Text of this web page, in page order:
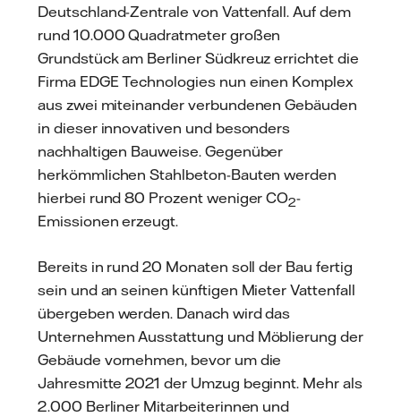
Deutschland-Zentrale von Vattenfall. Auf dem
rund 10.000 Quadratmeter großen
Grundstück am Berliner Südkreuz errichtet die
Firma EDGE Technologies nun einen Komplex
aus zwei miteinander verbundenen Gebäuden
in dieser innovativen und besonders
nachhaltigen Bauweise. Gegenüber
herkömmlichen Stahlbeton-Bauten werden
hierbei rund 80 Prozent weniger CO2-
Emissionen erzeugt.
Bereits in rund 20 Monaten soll der Bau fertig
sein und an seinen künftigen Mieter Vattenfall
übergeben werden. Danach wird das
Unternehmen Ausstattung und Möblierung der
Gebäude vornehmen, bevor um die
Jahresmitte 2021 der Umzug beginnt. Mehr als
2.000 Berliner Mitarbeiterinnen und